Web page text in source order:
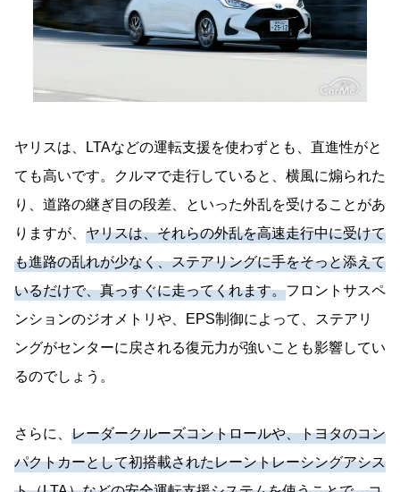
ヤリスは、LTAなどの運転支援を使わずとも、直進性がと
ても高いです。クルマで走行していると、横風に煽られた
り、道路の継ぎ目の段差、といった外乱を受けることがあ
りますが、 ヤリスは、それらの外乱を高速走行中に受けて
も進路の乱れが少なく、ステアリングに手をそっと添えて
いるだけで、真っすぐに走ってくれます。フロントサスペ
ンションのジオメトリや、EPS制御によって、ステアリ
ングがセンターに戻される復元力が強いことも影響してい
るのでしょう。
さらに、 レーダークルーズコントロールや、トヨタのコン
パクトカーとして初搭載されたレーントレーシングアシス